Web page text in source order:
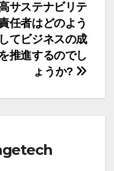
サステナビリテ
任者はどのよう
てビジネスの成
推進するのでし
ょうか?